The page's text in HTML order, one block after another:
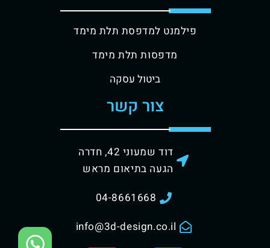
פילמנט למדפסת תלת מימד
מדפסות תלת מימד
ביטול עסקה
צור קשר
דוד שמעוני 42, חדרה
הגעה בתיאום מראש
04-8661668
info@3d-design.co.il